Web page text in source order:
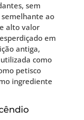
sem
ao
alto valor
em
antiga,
como
petisco
ingrediente